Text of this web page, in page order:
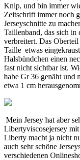
Knip, und bin immer
Zeitschrift immer noch
Jerseyschnitte zu
Taillenband, das sich
verbreitert. Das
Taille etwas
Halsbündchen einen
fast nicht sichtbar ist.
habe Gr 36 genäht und
etwa 1 cm
Mein Jersey hat aber
Libertyviscosejersey
Liberty macht ja nicht
auch sehr schöne
verschiedenen